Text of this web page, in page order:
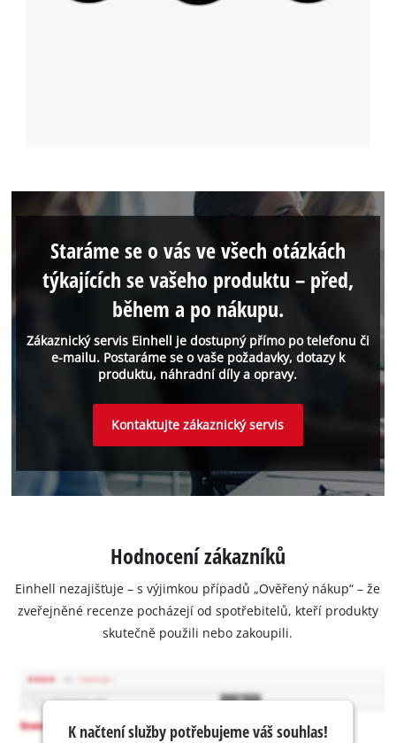
Zákaznický servis Einhell je dostupný přímo po telefonu či
e-mailu. Postaráme se o vaše požadavky, dotazy k
produktu, náhradní díly a opravy.
Staráme se o vás ve všech otázkách
týkajících se vašeho produktu – před,
během a po nákupu.
Kontaktujte zákaznický servis
Hodnocení zákazníků
Einhell nezajišťuje – s výjimkou případů „Ověřený nákup“ – že
zveřejněné recenze pocházejí od spotřebitelů, kteří produkty
skutečně použili nebo zakoupili.
K načtení služby potřebujeme váš souhlas!